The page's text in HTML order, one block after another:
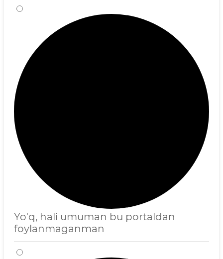
Yo'q, hali umuman bu portaldan
foylanmaganman